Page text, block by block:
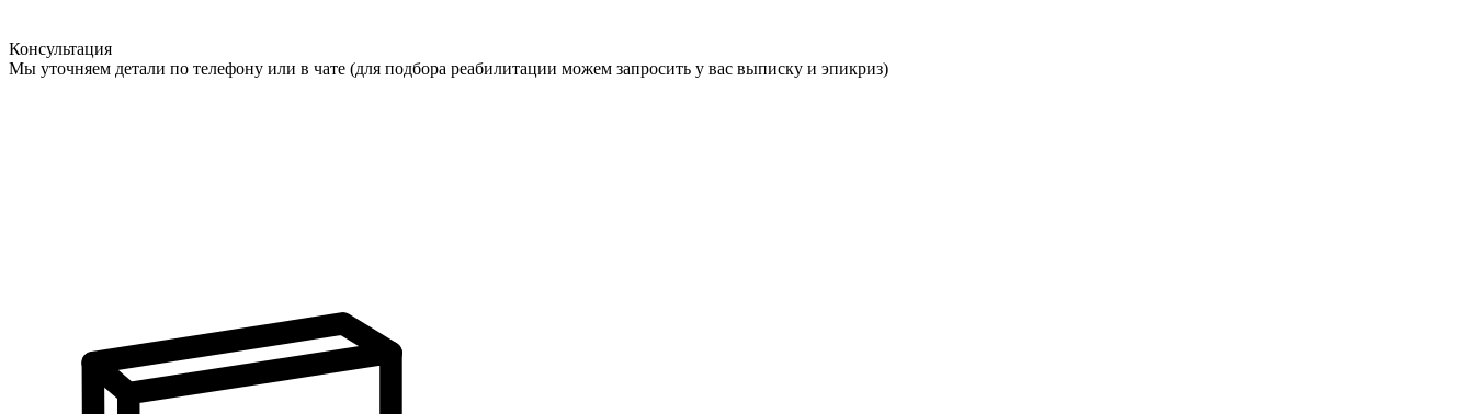
Консультация
Мы уточняем детали по телефону или в чате (для подбора реабилитации можем запросить у вас выписку и эпикриз)